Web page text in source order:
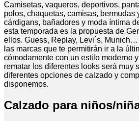
Camisetas, vaqueros, deportivos,
polos, chaquetas, camisas, bermudas
cárdigans, bañadores y moda íntima
esta temporada es la propuesta de
ellos. Guess, Replay, Levi´s,
las marcas que te permitirán ir a la
cómodamente con un estilo moderno
rematar los diferentes looks será muy
diferentes opciones de calzado y
disponemos.
Calzado para niños/